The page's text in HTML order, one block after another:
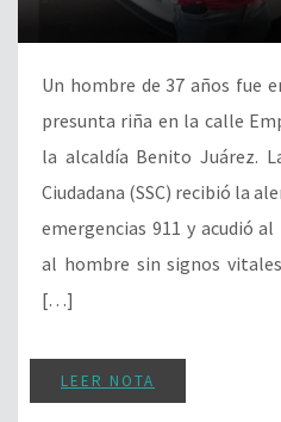
Un hombre de 37 años fue
presunta riña en la calle
la alcaldía Benito Juárez.
Ciudadana (SSC) recibió la
emergencias 911 y acudió
al hombre sin signos
[…]
LEER NOTA